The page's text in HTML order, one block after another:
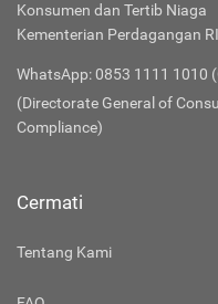
Konsumen dan Tertib Niaga
Kementerian Perdagangan RI
WhatsApp: 0853 1111 1010
(Directorate General of
Compliance)
Cermati
Tentang Kami